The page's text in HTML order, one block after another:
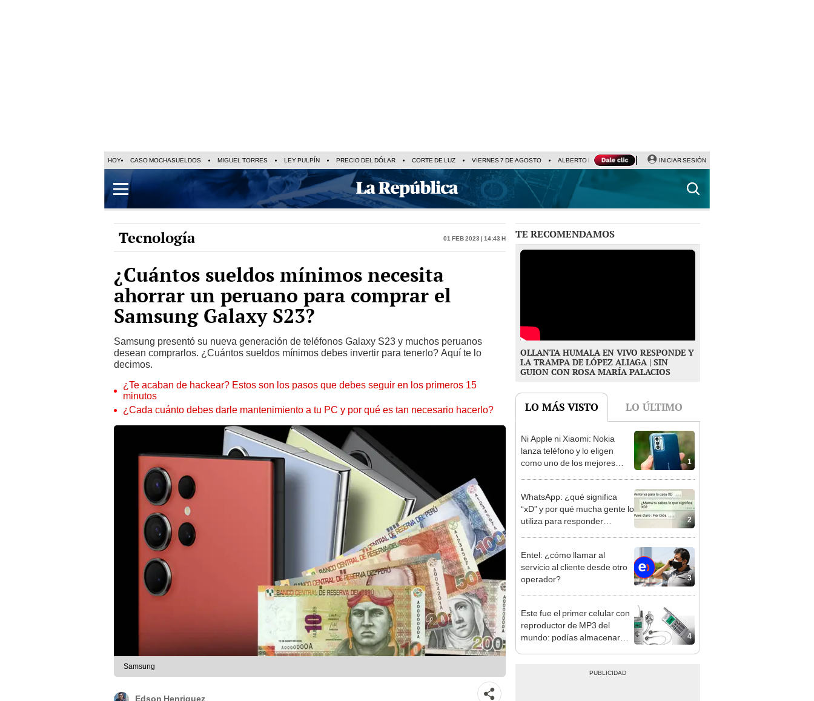
HOY CASO MOCHASUELDOS MIGUEL TORRES LEY PULPÍN PRECIO DEL DÓLAR CORTE DE LUZ VIERNES 7 DE AGOSTO ALBERTO BENAVIDES NALDY SALDAÑA
INICIAR SESIÓN
Tecnología 01 Feb 2023 | 14:43 h
¿Cuántos sueldos mínimos necesita
ahorrar un peruano para comprar el
Samsung Galaxy S23?
Samsung presentó su nueva generación de teléfonos Galaxy S23 y muchos peruanos
desean comprarlos. ¿Cuántos sueldos mínimos debes invertir para tenerlo? Aquí te lo
decimos.
¿Te acaban de hackear? Estos son los pasos que debes seguir en los primeros 15
minutos
¿Cada cuánto debes darle mantenimiento a tu PC y por qué es tan necesario hacerlo?
Samsung
Edson Henriquez
TE RECOMENDAMOS
OLLANTA HUMALA EN VIVO RESPONDE Y
LA TRAMPA DE LÓPEZ ALIAGA | SIN
GUION CON ROSA MARÍA PALACIOS
LO MÁS VISTO LO ÚLTIMO
1
Ni Apple ni Xiaomi: Nokia
lanza teléfono y lo eligen
como uno de los mejores
2
WhatsApp: ¿qué significa
“xD” y por qué mucha gente lo
utiliza para responder
3
Entel: ¿cómo llamar al
servicio al cliente desde otro
operador?
4
Este fue el primer celular con
reproductor de MP3 del
mundo: podías almacenar